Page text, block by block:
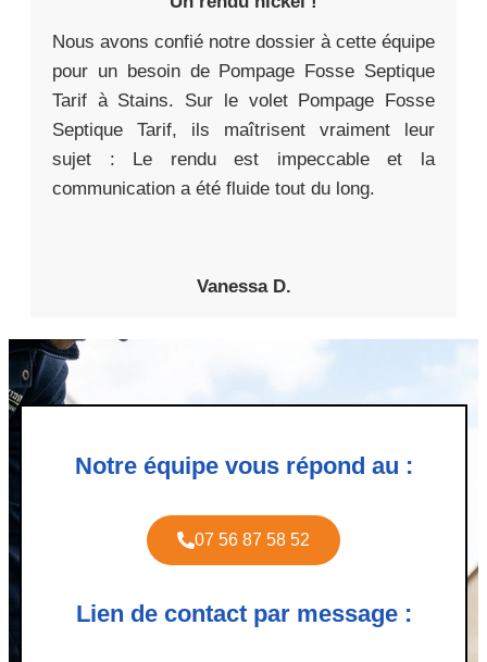
Nous avons confié notre dossier à cette équipe
pour un besoin de Pompage Fosse Septique
Tarif à Stains. Sur le volet Pompage Fosse
Septique Tarif, ils maîtrisent vraiment leur
sujet : Le rendu est impeccable et la
communication a été fluide tout du long.
Vanessa D.
Notre équipe vous répond au :
07 56 87 58 52
Lien de contact par message :